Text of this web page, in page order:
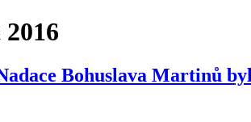
Bohuslava Martinů